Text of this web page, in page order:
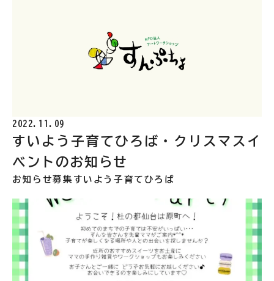
2022.11.09
すいよう子育てひろば・クリスマスイ
ベントのお知らせ
お知らせ募集 すいよう子育てひろば